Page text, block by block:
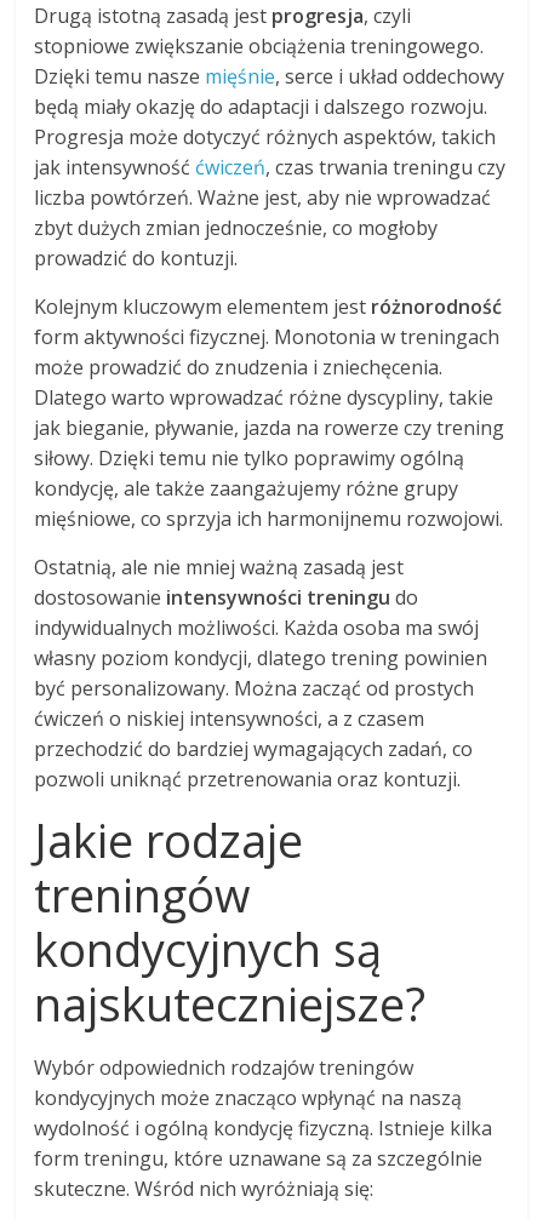
Drugą istotną zasadą jest progresja, czyli
stopniowe zwiększanie obciążenia treningowego.
Dzięki temu nasze mięśnie, serce i układ oddechowy
będą miały okazję do adaptacji i dalszego rozwoju.
Progresja może dotyczyć różnych aspektów, takich
jak intensywność ćwiczeń, czas trwania treningu czy
liczba powtórzeń. Ważne jest, aby nie wprowadzać
zbyt dużych zmian jednocześnie, co mogłoby
prowadzić do kontuzji.
Kolejnym kluczowym elementem jest różnorodność
form aktywności fizycznej. Monotonia w treningach
może prowadzić do znudzenia i zniechęcenia.
Dlatego warto wprowadzać różne dyscypliny, takie
jak bieganie, pływanie, jazda na rowerze czy trening
siłowy. Dzięki temu nie tylko poprawimy ogólną
kondycję, ale także zaangażujemy różne grupy
mięśniowe, co sprzyja ich harmonijnemu rozwojowi.
Ostatnią, ale nie mniej ważną zasadą jest
dostosowanie intensywności treningu do
indywidualnych możliwości. Każda osoba ma swój
własny poziom kondycji, dlatego trening powinien
być personalizowany. Można zacząć od prostych
ćwiczeń o niskiej intensywności, a z czasem
przechodzić do bardziej wymagających zadań, co
pozwoli uniknąć przetrenowania oraz kontuzji.
Jakie rodzaje
treningów
kondycyjnych są
najskuteczniejsze?
Wybór odpowiednich rodzajów treningów
kondycyjnych może znacząco wpłynąć na naszą
wydolność i ogólną kondycję fizyczną. Istnieje kilka
form treningu, które uznawane są za szczególnie
skuteczne. Wśród nich wyróżniają się: